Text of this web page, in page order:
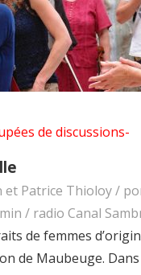
de discussions-
et Patrice Thioloy /
/ radio Canal
de femmes
de Maubeuge.